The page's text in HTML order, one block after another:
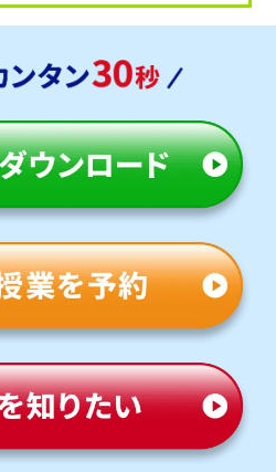
ース
分の立地にあり、アクセスがよいで
習のために通塾する生徒も多くいま
）
出題が多い分、学校の授業の理解度
きく差が開きます。後半の文章題に
、基本的な公式や解法は完璧にした
）
出題が多い分、学校の授業の理解度
きく差が開きます。英単語やイディオ
でなく、教科書の例文とセットで覚